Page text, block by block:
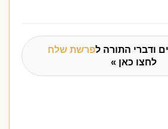
ודברי התורה לפרשת שלח
לחצו כאן »